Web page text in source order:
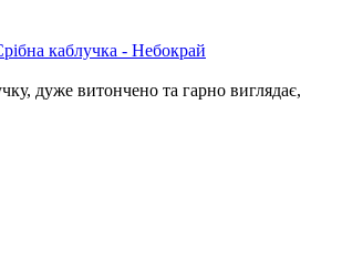
каблучка - Небокрай
дуже витончено та гарно виглядає,